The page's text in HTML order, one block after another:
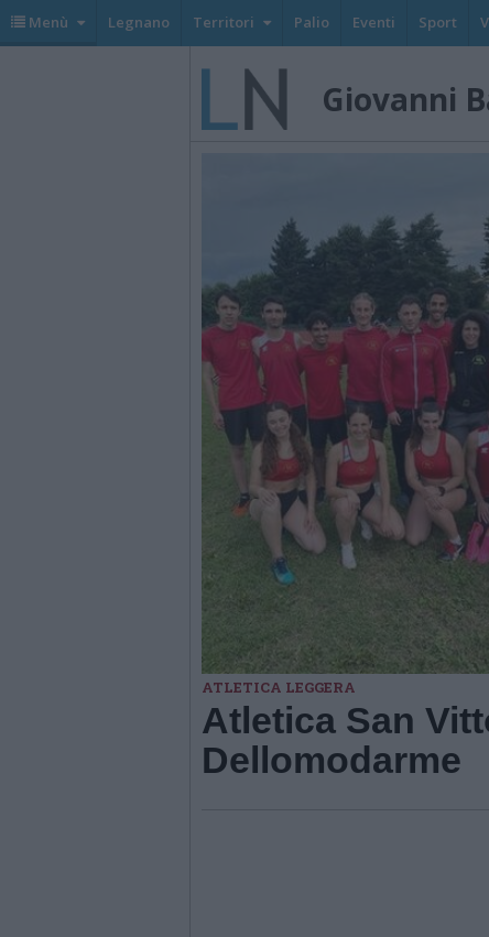
Menù Legnano Territori Palio Eventi Sport
Giovanni
ATLETICA LEGGERA
Atletica San
Dellomodarme